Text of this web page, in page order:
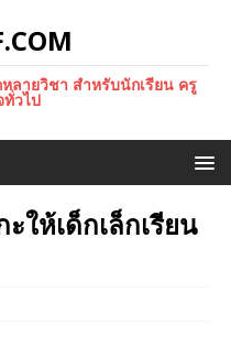
ลายวิชา สำหรับนักเรียน ครู
วไป
ให้เด็กเล็กเรียน